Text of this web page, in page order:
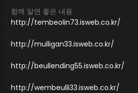
함께 알면 좋은 내용
http://tembeolin73.isweb.co.kr/
http://mulligan33.isweb.co.kr/
http://beullending55.isweb.co.kr/
http://wembeulli33.isweb.co.kr/